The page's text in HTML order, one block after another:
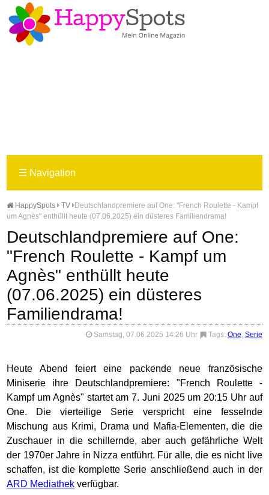
☰ Navigation
HappySpots TV
Deutschlandpremiere auf One: "French Roulette - Kampf
um Agnès" enthüllt heute (07.06.2025) ein düsteres Familiendrama!
Deutschlandpremiere auf One:
"French Roulette - Kampf um
Agnès" enthüllt heute
(07.06.2025) ein düsteres
Familiendrama!
Samstag, 07.06.2025 14:26 Uhr Tags: One, Serie
Heute Abend feiert eine packende neue französische
Miniserie ihre Deutschlandpremiere: "French Roulette -
Kampf um Agnès" startet am 7. Juni 2025 um 20:15 Uhr auf
One. Die vierteilige Serie verspricht eine fesselnde
Mischung aus Krimi, Drama und Mafia-Elementen, die die
Zuschauer in die schillernde, aber auch gefährliche Welt
der 1970er Jahre in Nizza entführt. Für alle, die es nicht live
schaffen, ist die komplette Serie anschließend auch in der
ARD Mediathek verfügbar.